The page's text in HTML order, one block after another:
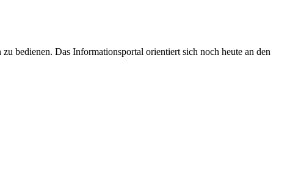
bedienen. Das Informationsportal orientiert sich noch heute an den